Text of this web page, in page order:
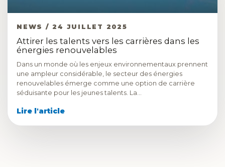
NEWS / 24 JUILLET 2025
Attirer les talents vers les carrières dans les
énergies renouvelables
Dans un monde où les enjeux environnementaux prennent
une ampleur considérable, le secteur des énergies
renouvelables émerge comme une option de carrière
séduisante pour les jeunes talents. La…
Lire l'article